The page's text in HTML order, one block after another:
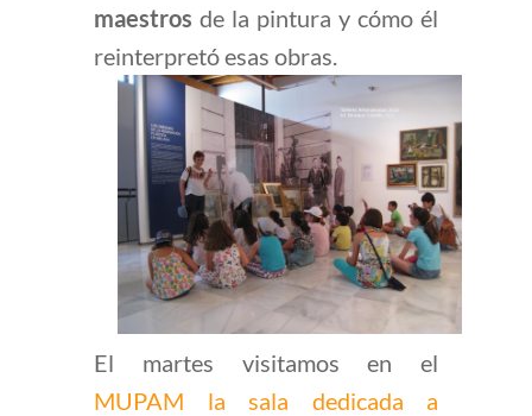
maestros de la pintura y cómo él
reinterpretó esas obras.
El martes visitamos en el
MUPAM la sala dedicada a